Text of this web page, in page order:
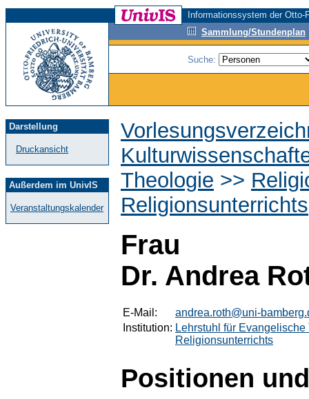
Informationssystem der
Sammlung/Stundenplan
Suche:
Darstellung
Druckansicht
Außerdem im UnivIS
Veranstaltungskalender
Theologie >>
Religionsunterrichts
Frau
Dr. Andrea
E-Mail:
andrea.roth@uni-
Institution: Lehrstuhl für
Religionsunterrichts
Positionen